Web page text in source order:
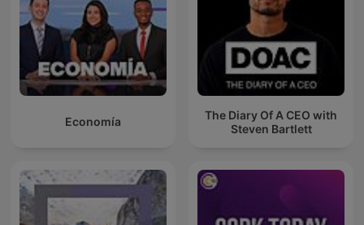
Economía
The Diary Of A CEO with
Steven Bartlett